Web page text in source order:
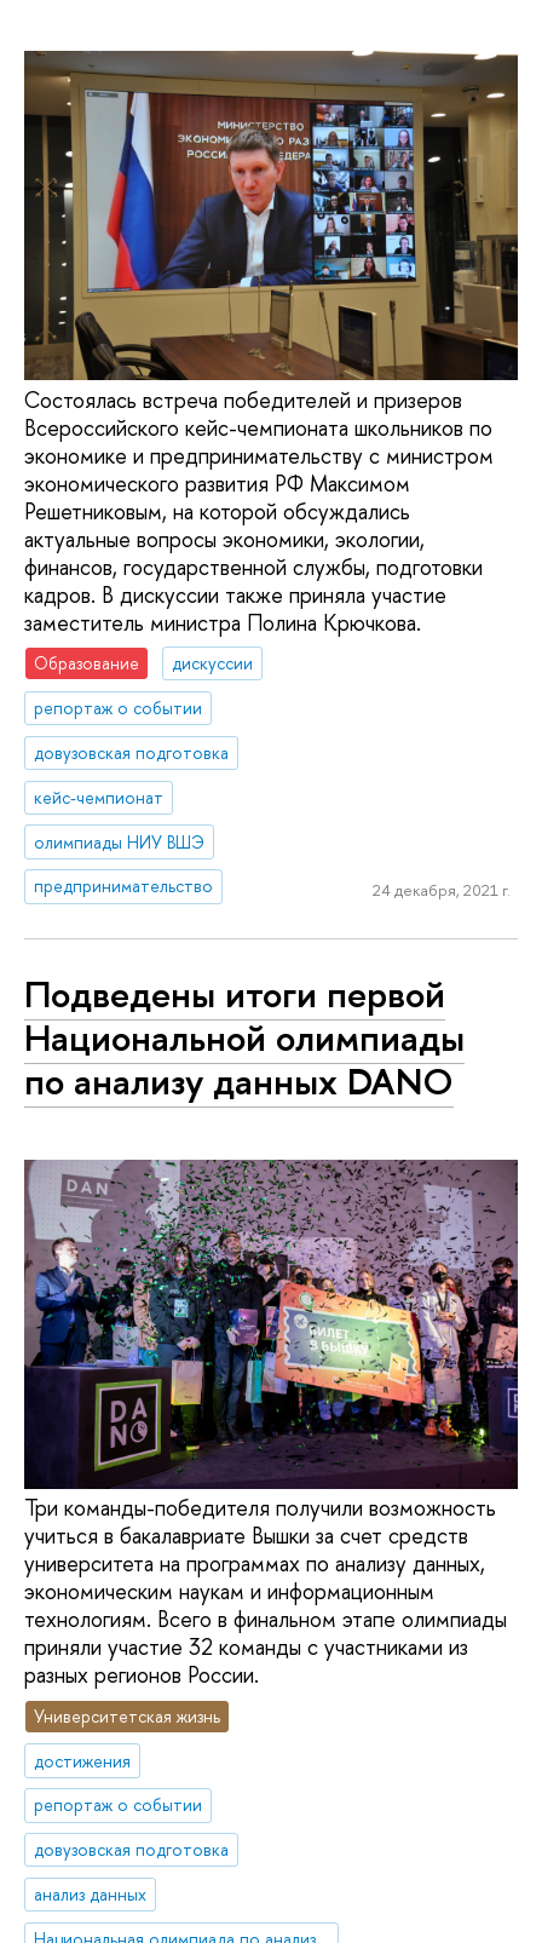
Состоялась встреча победителей и призеров
Всероссийского кейс-чемпионата школьников по
экономике и предпринимательству с министром
экономического развития РФ Максимом
Решетниковым, на которой обсуждались
актуальные вопросы экономики, экологии,
финансов, государственной службы, подготовки
кадров. В дискуссии также приняла участие
заместитель министра Полина Крючкова.
Образование
дискуссии
репортаж о событии
довузовская подготовка
кейс-чемпионат
олимпиады НИУ ВШЭ
предпринимательство
24 декабря, 2021 г.
Подведены итоги первой
Национальной олимпиады
по анализу данных DANO
Три команды-победителя получили возможность
учиться в бакалавриате Вышки за счет средств
университета на программах по анализу данных,
экономическим наукам и информационным
технологиям. Всего в финальном этапе олимпиады
приняли участие 32 команды с участниками из
разных регионов России.
Университетская жизнь
достижения
репортаж о событии
довузовская подготовка
анализ данных